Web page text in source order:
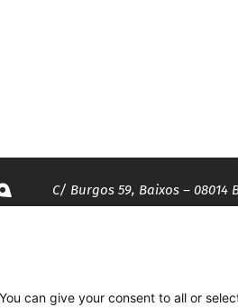
C/ Burgos 59, Baixos – 08014
935 120 481
can give your consent to all or